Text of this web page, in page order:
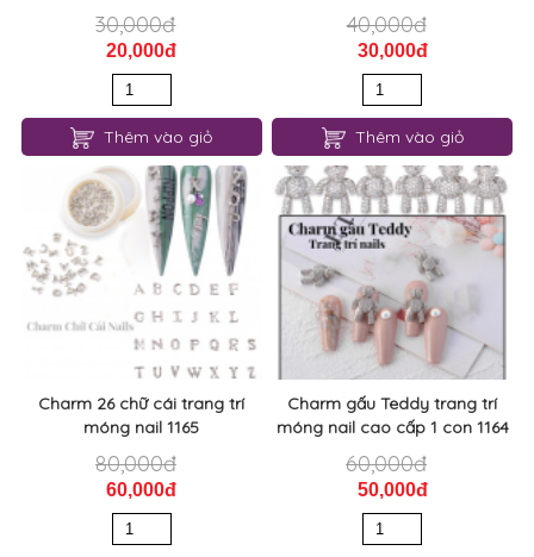
30,000đ
20,000đ
Thêm vào giỏ
40,000đ
30,000đ
Thêm vào giỏ
Charm 26 chữ cái trang trí
móng nail 1165
80,000đ
60,000đ
Charm gấu Teddy trang trí
móng nail cao cấp 1 con 1164
60,000đ
50,000đ